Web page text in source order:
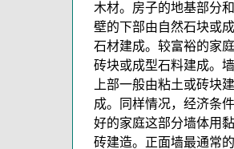
木材。房子的地基部分
壁的下部由自然石块或
石材建成。较富裕的家
砖块或成型石料建成。
上部一般由粘土或砖块建
成。同样情况，经济条
好的家庭这部分墙体用
砖建造。正面墙最通常